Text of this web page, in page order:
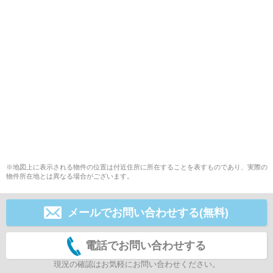
※地図上に表示される物件の位置は付近住所に所在することを表すものであり、実際の
物件所在地とは異なる場合がございます。
メールでお問い合わせする(無料)
電話でお問い合わせする
現況の確認はお気軽にお問い合わせください。